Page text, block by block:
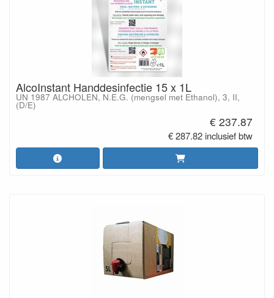
AlcoInstant Handdesinfectie 15 x 1L
UN 1987 ALCHOLEN, N.E.G. (mengsel met Ethanol), 3, II,
(D/E)
€ 237.87
€ 287.82 inclusief btw